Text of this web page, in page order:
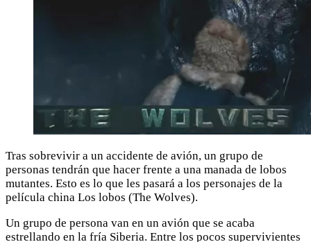
Tras sobrevivir a un accidente de avión, un grupo de
personas tendrán que hacer frente a una manada de lobos
mutantes. Esto es lo que les pasará a los personajes de la
película china Los lobos (The Wolves).
Un grupo de persona van en un avión que se acaba
estrellando en la fría Siberia. Entre los pocos supervivientes